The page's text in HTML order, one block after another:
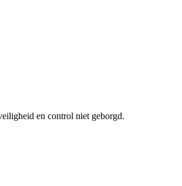
en control niet geborgd.